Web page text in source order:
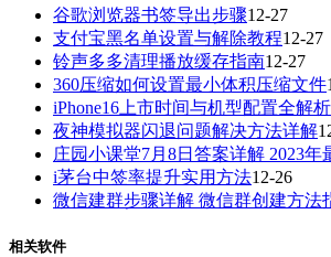
谷歌浏览器书签导出步骤12-27
支付宝黑名单设置与解除教程12-27
铃声多多清理播放缓存指南12-27
360压缩如何设置最小体积压缩文件
iPhone16上市时间与机型配置全解析
夜神模拟器闪退问题解决方法详解
庄园小课堂7月8日答案详解 2023年
i茅台中签率提升实用方法12-26
微信建群步骤详解 微信群创建方法
相关软件